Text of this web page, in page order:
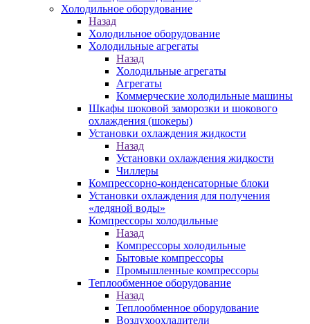
Холодильное оборудование
Назад
Холодильное оборудование
Холодильные агрегаты
Назад
Холодильные агрегаты
Агрегаты
Коммерческие холодильные машины
Шкафы шоковой заморозки и шокового
охлаждения (шокеры)
Установки охлаждения жидкости
Назад
Установки охлаждения жидкости
Чиллеры
Компрессорно-конденсаторные блоки
Установки охлаждения для получения
«ледяной воды»
Компрессоры холодильные
Назад
Компрессоры холодильные
Бытовые компрессоры
Промышленные компрессоры
Теплообменное оборудование
Назад
Теплообменное оборудование
Воздухоохладители